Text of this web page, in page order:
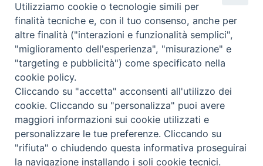
86170 Isernia
086550849
segreteria@diocesiiserniavenafro.it
I nostri social
Copyright © 2018 - Diocesi di Isernia-Venafro (C.F.
90008750946). Riproduzione solo con permesso.
Tutti i diritti sono riservati
Utilizziamo cookie o tecnologie simili per
finalità tecniche e, con il tuo consenso, anche per
altre finalità ("interazioni e funzionalità semplici",
"miglioramento dell'esperienza", "misurazione" e
"targeting e pubblicità") come specificato nella
cookie policy.
Cliccando su "accetta" acconsenti all'utilizzo dei
cookie. Cliccando su "personalizza" puoi avere
maggiori informazioni sui cookie utilizzati e
personalizzare le tue preferenze. Cliccando su
"rifiuta" o chiudendo questa informativa proseguirai
la navigazione installando i soli cookie tecnici.